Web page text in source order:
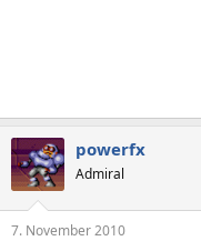
powerfx
Admiral
7. November 2010